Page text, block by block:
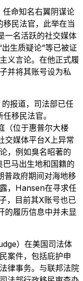
命知名右翼阴谋论
民法官，此举在当
一名活跃的社交媒体
生质疑论”等已被证
义言论。在他正式履
并将其账号设为私
报道，司法部已任
移民法官。
（位于惠普尔大楼
交媒体平台X上异常
，例如臭名昭著的
马出生地和国籍的
普政府期间对海地移
，Hansen在寻求任
，目前其X账号也已
的履历信息中并未显
）在美国司法体
案件，包括庇护申
律事务。与联邦法院